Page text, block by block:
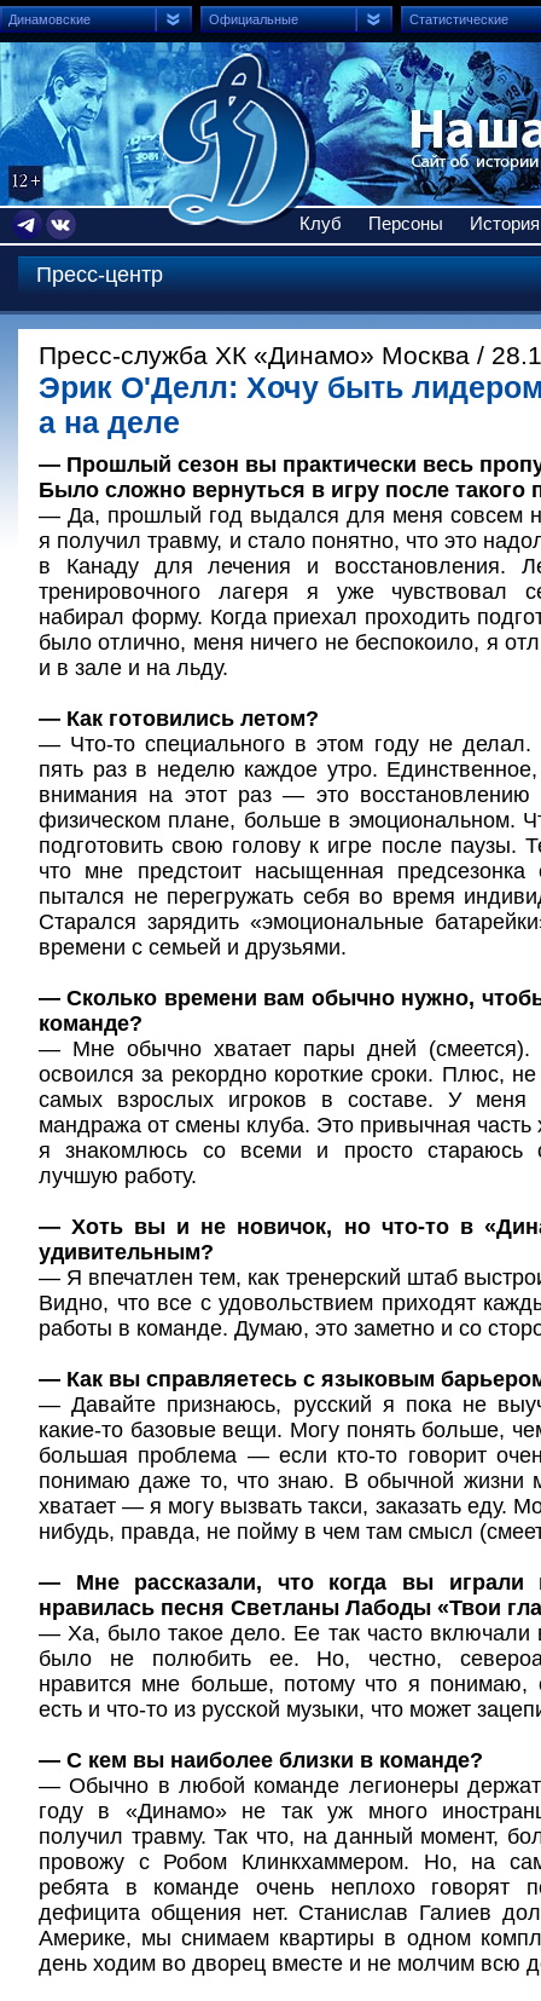
Динамовские Официальные Статистические
Клуб Персоны История
Пресс-центр
Пресс-служба ХК «Динамо» Москва /
Эрик О'Делл: Хочу быть
а на деле
— Прошлый сезон вы практически весь
Было сложно вернуться в игру после такого
— Да, прошлый год выдался для меня совсем
я получил травму, и стало понятно, что это
в Канаду для лечения и восстановления.
тренировочного лагеря я уже чувствовал
набирал форму. Когда приехал проходить
было отлично, меня ничего не беспокоило, я
и в зале и на льду.
— Как готовились летом?
— Что-то специального в этом году не делал.
пять раз в неделю каждое утро.
внимания на этот раз — это
физическом плане, больше в эмоциональном.
подготовить свою голову к игре после паузы.
что мне предстоит насыщенная предсезонка
пытался не перегружать себя во время
Старался зарядить «эмоциональные
времени с семьей и друзьями.
— Сколько времени вам обычно нужно,
команде?
— Мне обычно хватает пары дней
освоился за рекордно короткие сроки. Плюс,
самых взрослых игроков в составе. У меня
мандража от смены клуба. Это привычная часть
я знакомлюсь со всеми и просто стараюсь
лучшую работу.
— Хоть вы и не новичок, но что-то в
удивительным?
— Я впечатлен тем, как тренерский штаб
Видно, что все с удовольствием приходят
работы в команде. Думаю, это заметно и со
— Как вы справляетесь с языковым
— Давайте признаюсь, русский я пока не
какие-то базовые вещи. Могу понять больше,
большая проблема — если кто-то говорит
понимаю даже то, что знаю. В обычной жизни
хватает — я могу вызвать такси, заказать еду.
нибудь, правда, не пойму в чем там смысл
— Мне рассказали, что когда вы
нравилась песня Светланы Лабоды «Твои
— Ха, было такое дело. Ее так часто включали
было не полюбить ее. Но, честно,
нравится мне больше, потому что я понимаю,
есть и что-то из русской музыки, что может
— С кем вы наиболее близки в команде?
— Обычно в любой команде легионеры
году в «Динамо» не так уж много
получил травму. Так что, на данный момент,
провожу с Робом Клинкхаммером. Но, на
ребята в команде очень неплохо говорят
дефицита общения нет. Станислав Галиев
Америке, мы снимаем квартиры в одном
день ходим во дворец вместе и не молчим всю